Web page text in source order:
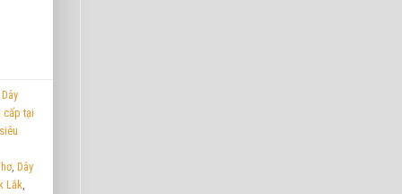
,Dây
cấp tại
,Dây
Lắk